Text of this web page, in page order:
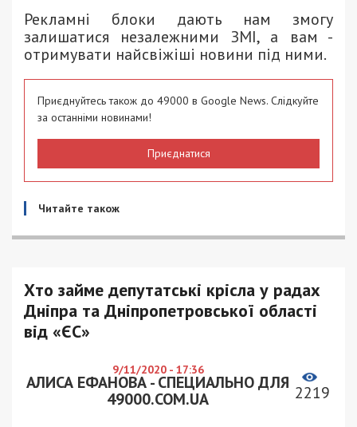
Рекламні блоки дають нам змогу
залишатися незалежними ЗМІ, а вам -
отримувати найсвіжіші новини під ними.
Приєднуйтесь також до 49000 в Google News. Слідкуйте
за останніми новинами!
Приєднатися
Читайте також
Хто займе депутатські крісла у радах
Дніпра та Дніпропетровської області
від «ЄС»
9/11/2020 - 17:36
АЛИСА ЕФАНОВА - СПЕЦИАЛЬНО ДЛЯ
49000.COM.UA
2219